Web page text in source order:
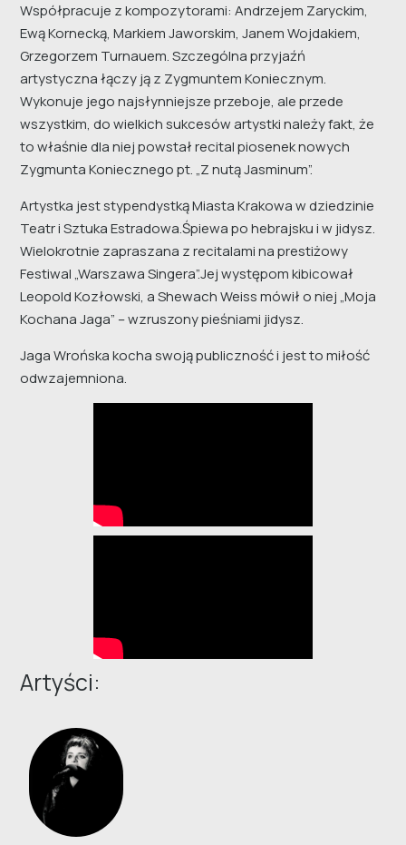
Współpracuje z kompozytorami: Andrzejem Zaryckim,
Ewą Kornecką, Markiem Jaworskim, Janem Wojdakiem,
Grzegorzem Turnauem. Szczególna przyjaźń
artystyczna łączy ją z Zygmuntem Koniecznym.
Wykonuje jego najsłynniejsze przeboje, ale przede
wszystkim, do wielkich sukcesów artystki należy fakt, że
to właśnie dla niej powstał recital piosenek nowych
Zygmunta Koniecznego pt. „Z nutą Jasminum”.
Artystka jest stypendystką Miasta Krakowa w dziedzinie
Teatr i Sztuka Estradowa.Śpiewa po hebrajsku i w jidysz.
Wielokrotnie zapraszana z recitalami na prestiżowy
Festiwal „Warszawa Singera”.Jej występom kibicował
Leopold Kozłowski, a Shewach Weiss mówił o niej „Moja
Kochana Jaga” – wzruszony pieśniami jidysz.
Jaga Wrońska kocha swoją publiczność i jest to miłość
odwzajemniona.
Artyści: